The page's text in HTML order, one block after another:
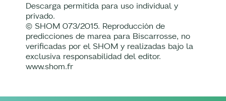
Descarga permitida para uso individual y
privado.
© SHOM 073/2015. Reproducción de
predicciones de marea para Biscarrosse, no
verificadas por el SHOM y realizadas bajo la
exclusiva responsabilidad del editor.
www.shom.fr